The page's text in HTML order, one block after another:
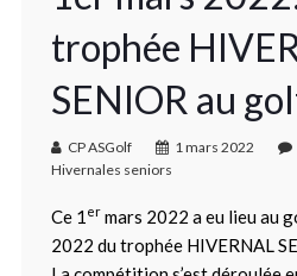
trophée
SENIOR au
CP ASGolf 1 mars 2022
Hivernales seniors
Ce 1 ermars 2022 a eu lieu au
2022 du trophée HIVERNAL